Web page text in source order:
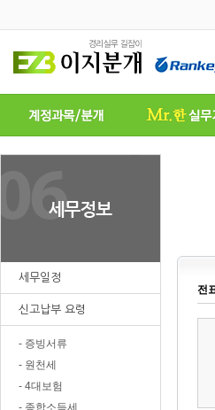
세무일정
신고납부 요령
- 증빙서류
- 원천세
- 4대보험
- 종합소득세
전